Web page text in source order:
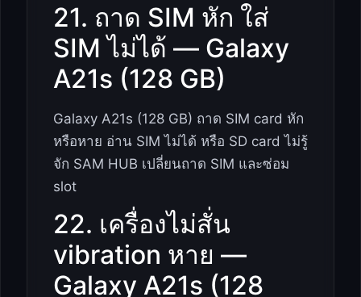
21. ถาด SIM หัก ใส่
SIM ไม่ได้ — Galaxy
A21s (128 GB)
Galaxy A21s (128 GB) ถาด SIM card หัก
หรือหาย อ่าน SIM ไม่ได้ หรือ SD card ไม่รู้
จัก SAM HUB เปลี่ยนถาด SIM และซ่อม
slot
22. เครื่องไม่สั่น
vibration หาย —
Galaxy A21s (128